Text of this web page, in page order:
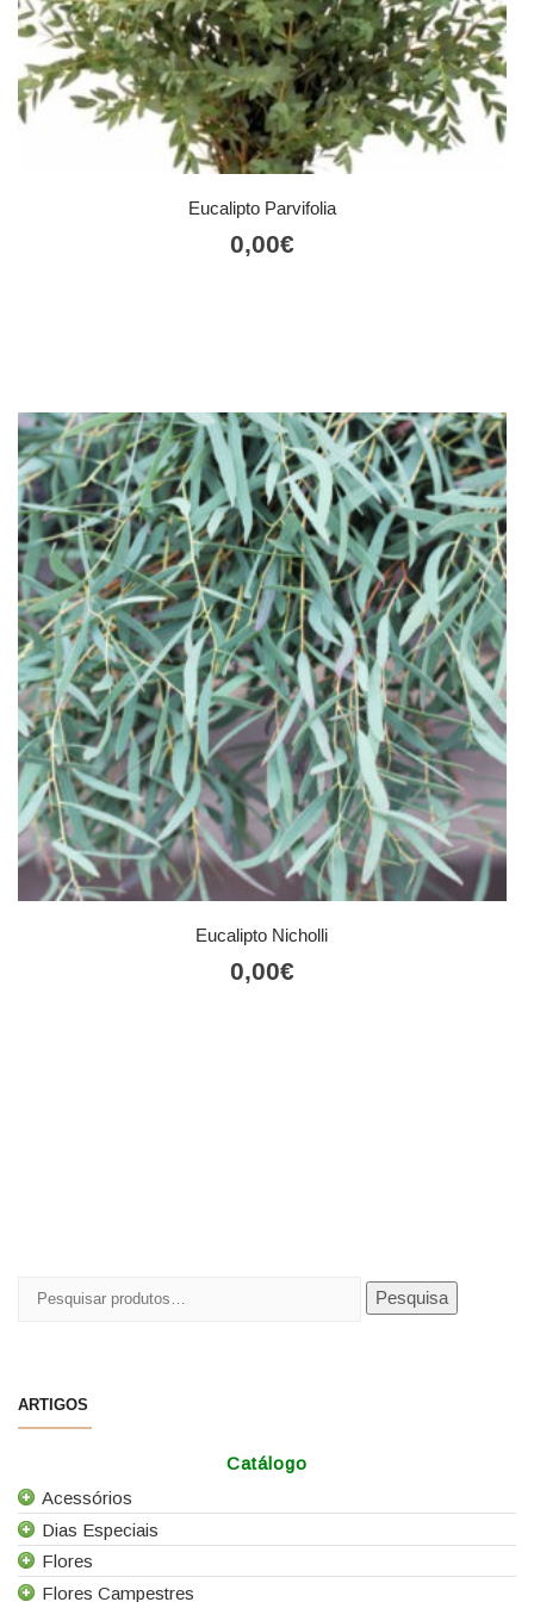
Eucalipto Parvifolia
0,00€
Eucalipto Nicholli
0,00€
Pesquisar
Pesquisa
ARTIGOS
Catálogo
Acessórios
Todos os Acessórios
Alfinetes
Arames
Dias Especiais
25 de Abril
Casamentos
Flores
Todas as Flores
Flores Campestres